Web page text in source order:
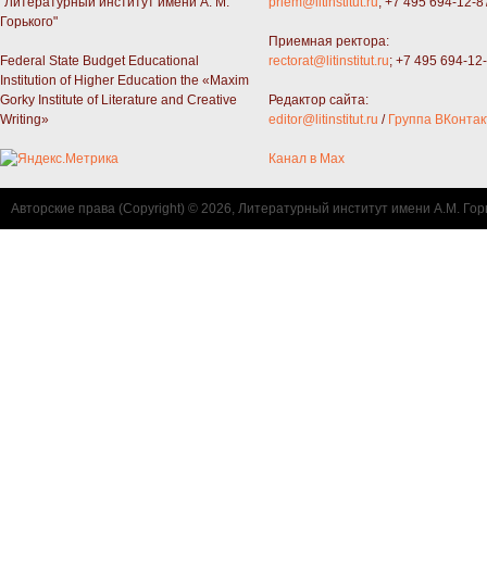
Горького"
Federal State Budget Educational
Institution of Higher Education the «Maxim
Gorky Institute of Literature and Creative
Writing»
Приемная ректора:
rectorat@litinstitut.ru; +7 495 694-
Редактор сайта:
editor@litinstitut.ru / Группа
Канал в Max
Авторские права (Copyright) © 2026, Литературный институт имени А.М.